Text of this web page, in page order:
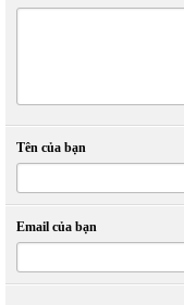
Tên của bạn
Email của bạn